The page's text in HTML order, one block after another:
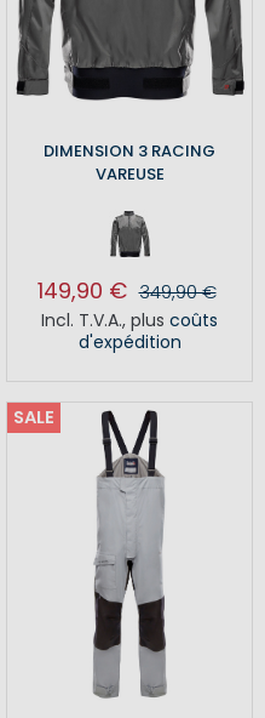
DIMENSION 3 RACING
VAREUSE
149,90 € 349,90 €
Incl. T.V.A., plus coûts
d'expédition
SALE